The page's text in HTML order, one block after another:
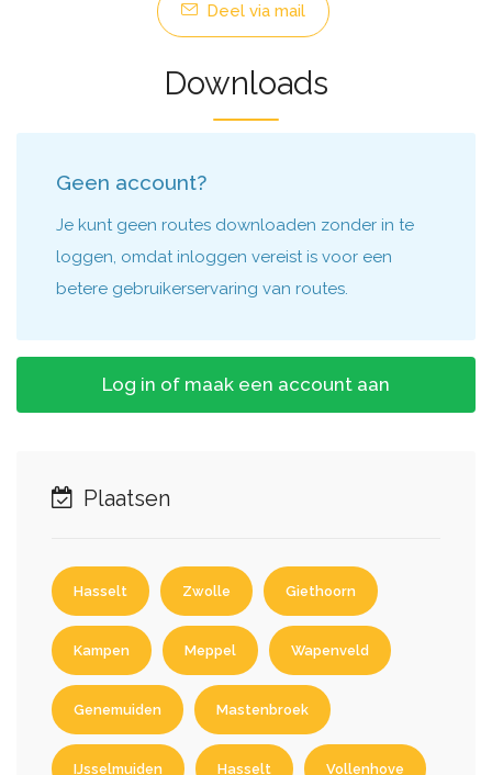
Deel via mail
Downloads
Geen account?
Je kunt geen routes downloaden zonder in te
loggen, omdat inloggen vereist is voor een
betere gebruikerservaring van routes.
Log in of maak een account aan
Plaatsen
Hasselt Zwolle Giethoorn
Kampen Meppel Wapenveld
Genemuiden Mastenbroek
IJsselmuiden Hasselt Vollenhove